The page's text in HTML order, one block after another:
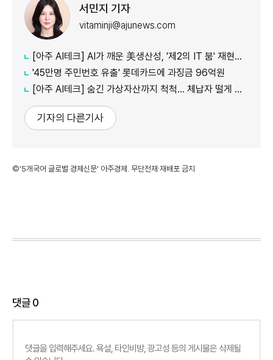
서민지 기자
vitaminji@ajunews.com
[아주 AI테크] AI가 깨운 美생산성, '제2의 IT 붐' 재현되나
'45만명 주민번호 유출' 롯데카드에 과징금 96억원
[아주 AI테크] 숨긴 가상자산까지 척척... 체납자 떨게 하는 'AI 수사관'
기자의 다른기사
©'5개국어 글로벌 경제신문' 아주경제. 무단전재·재배포 금지
댓글0